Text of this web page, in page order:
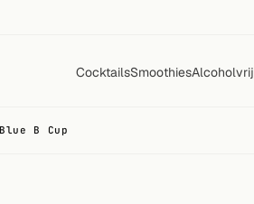
CocktailsSmoothiesAlcoholvrij
Blue B Cup